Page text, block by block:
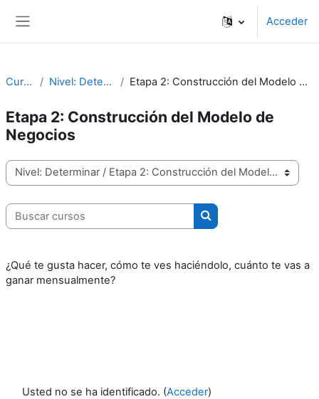
Acceder
Cursos Nivel: Determinar Etapa 2: Construcción del Modelo de Negocios
Etapa 2: Construcción del Modelo de
Negocios
Categorías
Buscar cursos
Buscar cursos
¿Qué te gusta hacer, cómo te ves haciéndolo, cuánto te vas a
ganar mensualmente?
Usted no se ha identificado. (Acceder)